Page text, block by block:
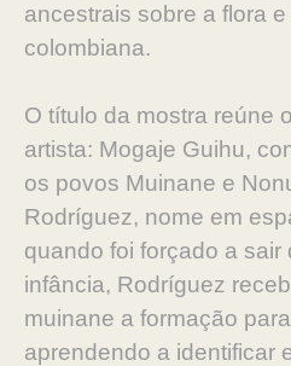
ancestrais sobre a flora
colombiana.
O título da mostra reúne
artista: Mogaje Guihu,
os povos Muinane e
Rodríguez, nome em
quando foi forçado a sair
infância, Rodríguez
muinane a formação
aprendendo a identificar